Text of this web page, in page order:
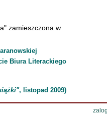
zamieszczona w
Biura Literackiego
, listopad 2009)